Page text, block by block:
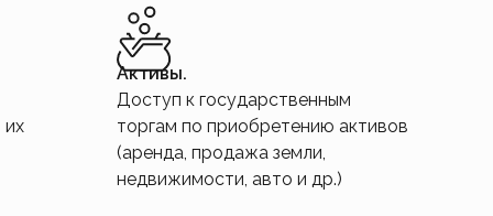
их
Активы.
Доступ к государственным
торгам по приобретению активов
(аренда, продажа земли,
недвижимости, авто и др.)